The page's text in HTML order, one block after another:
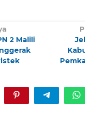
2 Malili